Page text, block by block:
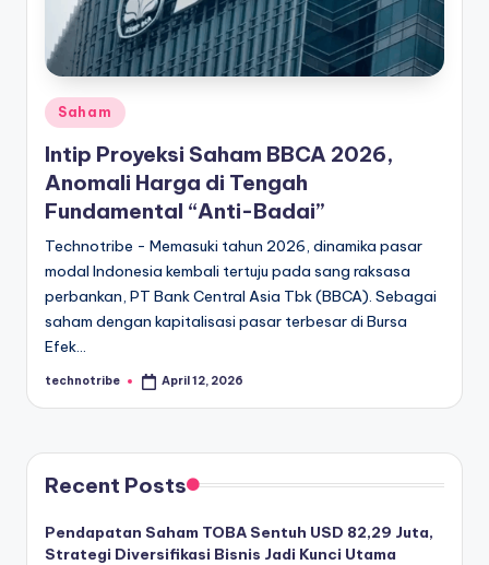
In
d
o
n
si
a
A
k
t
u
a
ekonomi
Indonesia
secara
cepat,
akurat,
dan
terpercaya.
Posted
in
Saham
Intip Proyeksi Saham BBCA 2026,
Anomali Harga di Tengah
Fundamental “Anti-Badai”
Technotribe - Memasuki tahun 2026, dinamika pasar
modal Indonesia kembali tertuju pada sang raksasa
perbankan, PT Bank Central Asia Tbk (BBCA). Sebagai
saham dengan kapitalisasi pasar terbesar di Bursa
Efek…
Posted
technotribe April 12, 2026
Recent Posts
Pendapatan Saham TOBA Sentuh USD 82,29 Juta,
Strategi Diversifikasi Bisnis Jadi Kunci Utama